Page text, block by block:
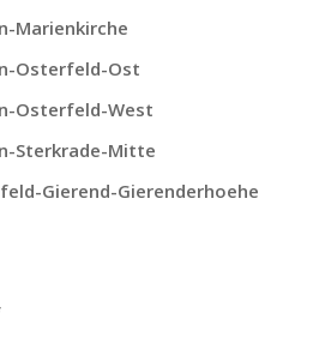
Marienkirche
Osterfeld-Ost
Osterfeld-West
Sterkrade-Mitte
Gierend-Gierenderhoehe